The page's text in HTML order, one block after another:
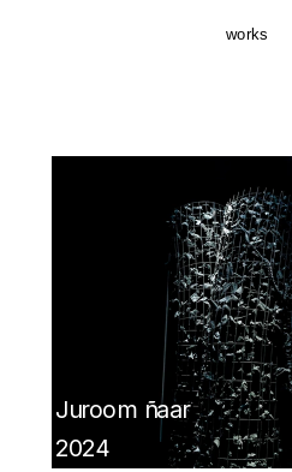
works
Juroom ñaar
2024